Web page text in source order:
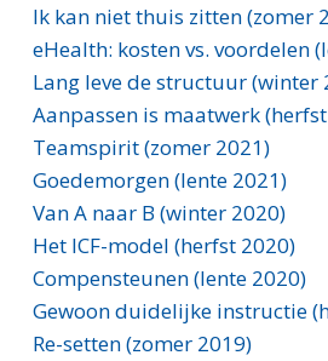
Ik kan niet thuis zitten (zomer
eHealth: kosten vs. voordelen
Lang leve de structuur (winter
Aanpassen is maatwerk
Teamspirit (zomer 2021)
Goedemorgen (lente 2021)
Van A naar B (winter 2020)
Het ICF-model (herfst 2020)
Compensteunen (lente 2020)
Gewoon duidelijke instructie
Re-setten (zomer 2019)